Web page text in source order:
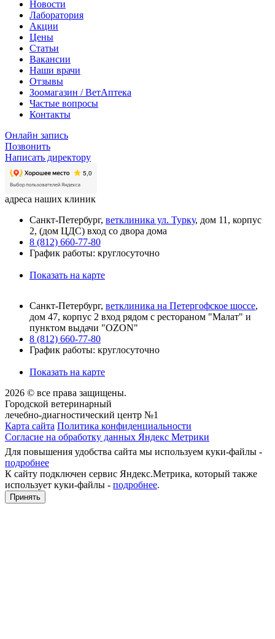
Новости
Лаборатория
Акции
Цены
Статьи
Вакансии
Наши врачи
Отзывы
Зоомагазин / ВетАптека
Частые вопросы
Контакты
Онлайн запись
Позвонить
Написать директору
адреса наших клиник
Санкт-Петербург, ветклиника ул. Турку, дом 11, корпус
2, (дом ЦДС) вход со двора дома
8 (812) 660-77-80
График работы: круглосуточно
Показать на карте
Санкт-Петербург, ветклиника на Петергофское шоссе,
дом 47, корпус 2 вход рядом с рестораном "Малат" и
пунктом выдачи "OZON"
8 (812) 660-77-80
График работы: круглосуточно
Показать на карте
2026 © все права защищены.
Городской ветеринарный
лечебно-диагностический центр №1
Карта сайта Политика конфиденциальности
Согласие на обработку данных Яндекс Метрики
Для повышения удобства сайта мы используем куки-файлы -
подробнее
К сайту подключен сервис Яндекс.Метрика, который также
использует куки-файлы - подробнее.
Принять